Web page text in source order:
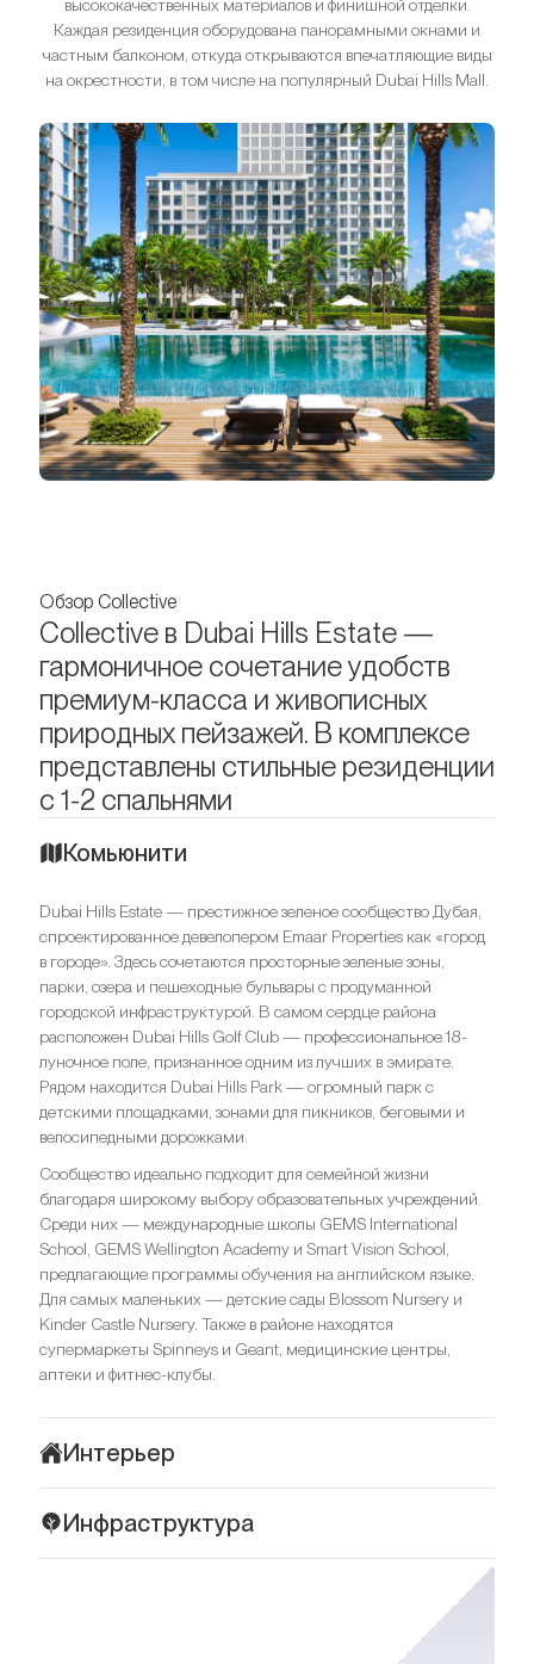
высококачественных материалов и финишной отделки.
Каждая резиденция оборудована панорамными окнами и
частным балконом, откуда открываются впечатляющие виды
на окрестности, в том числе на популярный Dubai Hills Mall.
Обзор Collective
Collective в Dubai Hills Estate —
гармоничное сочетание удобств
премиум-класса и живописных
природных пейзажей. В комплексе
представлены стильные резиденции
с 1-2 спальнями
Комьюнити
Dubai Hills Estate — престижное зеленое сообщество Дубая,
спроектированное девелопером Emaar Properties как «город
в городе». Здесь сочетаются просторные зеленые зоны,
парки, озера и пешеходные бульвары с продуманной
городской инфраструктурой. В самом сердце района
расположен Dubai Hills Golf Club — профессиональное 18-
луночное поле, признанное одним из лучших в эмирате.
Рядом находится Dubai Hills Park — огромный парк с
детскими площадками, зонами для пикников, беговыми и
велосипедными дорожками.
Сообщество идеально подходит для семейной жизни
благодаря широкому выбору образовательных учреждений.
Среди них — международные школы GEMS International
School, GEMS Wellington Academy и Smart Vision School,
предлагающие программы обучения на английском языке.
Для самых маленьких — детские сады Blossom Nursery и
Kinder Castle Nursery. Также в районе находятся
супермаркеты Spinneys и Geant, медицинские центры,
аптеки и фитнес-клубы.
Интерьер
минимализм с акцентом на комфорт и функциональность.
оттенках, что создает стильную и универсальную атмосферу.
Использованы высококачественные отделочные материалы:
керамогранит на полу, декоративные панели, встроенное
освещение и матовые поверхности. Акценты сделаны на
Инфраструктура
и продуманной инфраструктурой, делающей повседневную
жизнь удобной и комфортной. Всего в 5–10 минутах ходьбы
находится Dubai Hills Mall — крупный торговый центр с